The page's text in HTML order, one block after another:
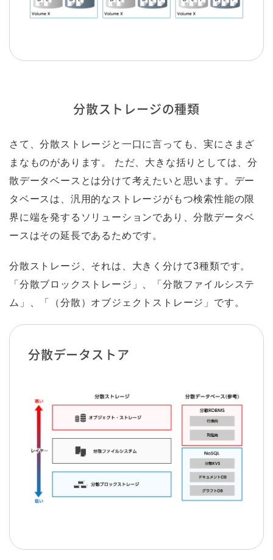
分散ストレージの種類
さて、分散ストレージと一口に言っても、実にさまざ
まなものがあります。 ただ、大きな括りとしては、分
散データベースとは分けて考えたいと思います。デー
タベースは、汎用的なストレージがもつ検索性能の限
界に端を発するソリューションであり、分散データベ
ースはその延長であるためです。
分散ストレージ、それは、大きく分けて3種類です。
「分散ブロックストレージ」、「分散ファイルシステ
ム」、「（分散）オブジェクトストレージ」です。
分散データストア